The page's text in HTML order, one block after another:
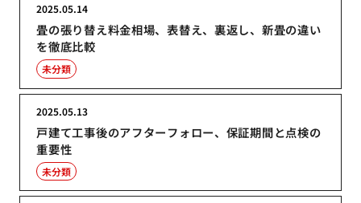
畳の張り替え料金相場、表替え、裏返し、新畳の違い
を徹底比較
2025.05.14
未分類
戸建て工事後のアフターフォロー、保証期間と点検の
重要性
2025.05.13
未分類